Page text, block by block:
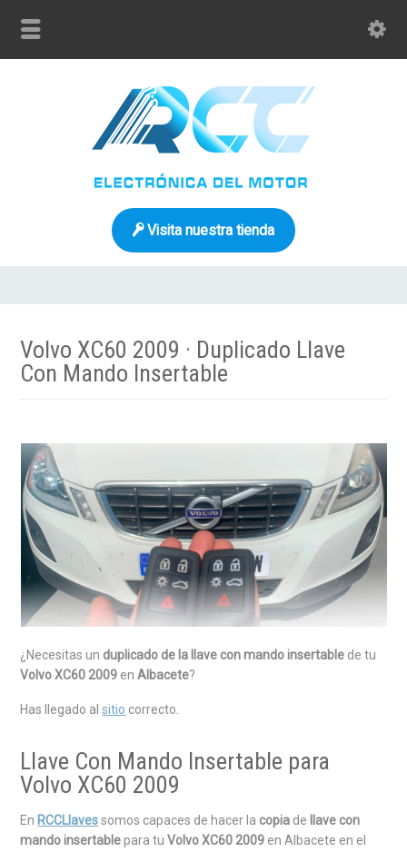
Visita nuestra tienda
Volvo XC60 2009 · Duplicado Llave
Con Mando Insertable
¿Necesitas un duplicado de la llave con mando insertable de tu
Volvo XC60 2009 enAlbacete?
Has llegado alsitio correcto.
Llave Con Mando Insertable para
Volvo XC60 2009
En RCCLlavessomos capaces de hacer la copia de
llave con
mando insertablepara tuVolvo XC60 2009 en Albacete en el